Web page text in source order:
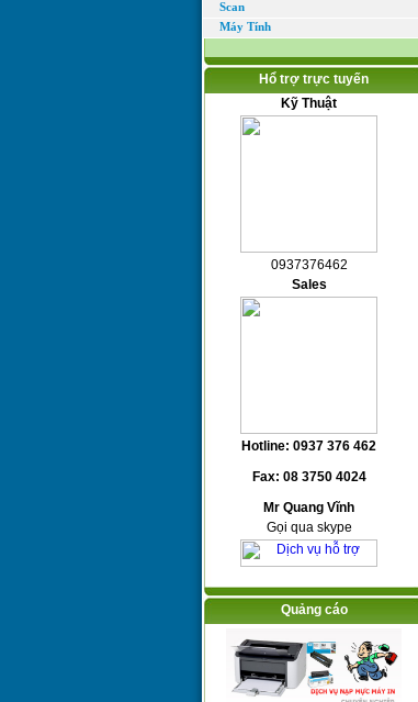
Scan
Máy Tính
Hổ trợ trực tuyến
Kỹ Thuật
0937376462
Sales
Hotline: 0937 376 462
Fax: 08 3750 4024
Mr Quang Vĩnh
Gọi qua skype
Quảng cáo